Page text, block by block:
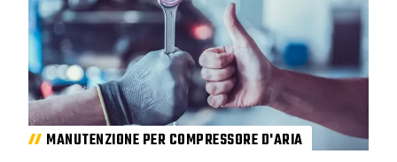
MANUTENZIONE PER COMPRESSORE D'ARIA